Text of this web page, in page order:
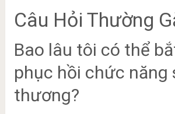
Câu Hỏi Thường
Bao lâu tôi có thể
phục hồi chức năng
thương?